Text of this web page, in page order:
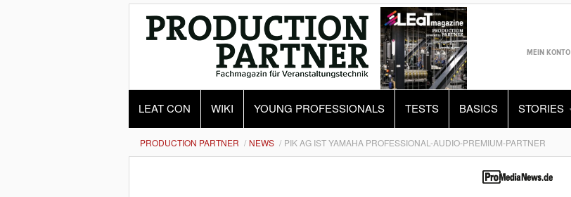
MEIN KONTO
LEAT CON WIKI YOUNG PROFESSIONALS TESTS BASICS STORIES
PRODUCTION PARTNER NEWS PIK AG IST YAMAHA PROFESSIONAL-AUDIO-PREMIUM-PARTNER